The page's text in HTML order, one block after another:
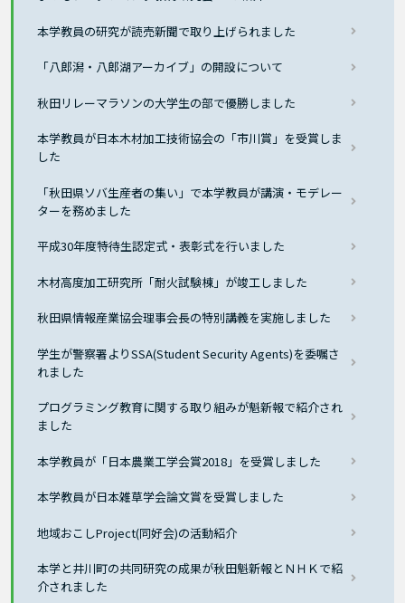
本学教員の研究が読売新聞で取り上げられました
「八郎潟・八郎湖アーカイブ」の開設について
秋田リレーマラソンの大学生の部で優勝しました
本学教員が日本木材加工技術協会の「市川賞」を受賞しま
した
「秋田県ソバ生産者の集い」で本学教員が講演・モデレー
ターを務めました
平成30年度特待生認定式・表彰式を行いました
木材高度加工研究所「耐火試験棟」が竣工しました
秋田県情報産業協会理事会長の特別講義を実施しました
学生が警察署よりSSA(Student Security Agents)を委嘱さ
れました
プログラミング教育に関する取り組みが魁新報で紹介され
ました
本学教員が「日本農業工学会賞2018」を受賞しました
本学教員が日本雑草学会論文賞を受賞しました
地域おこしProject(同好会)の活動紹介
本学と井川町の共同研究の成果が秋田魁新報とＮＨＫで紹
介されました